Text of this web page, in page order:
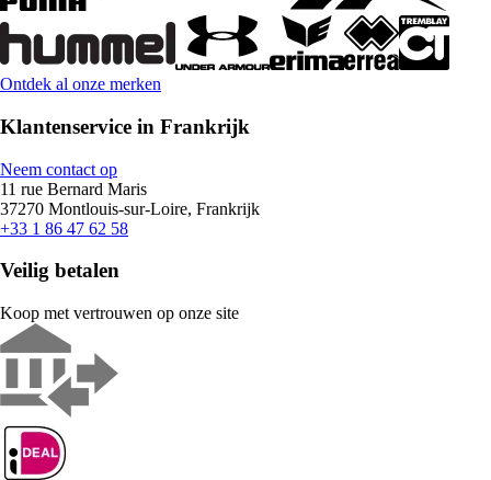
Ontdek al onze merken
Klantenservice in Frankrijk
Neem contact op
11 rue Bernard Maris
37270 Montlouis-sur-Loire, Frankrijk
+33 1 86 47 62 58
Veilig betalen
Koop met vertrouwen op onze site